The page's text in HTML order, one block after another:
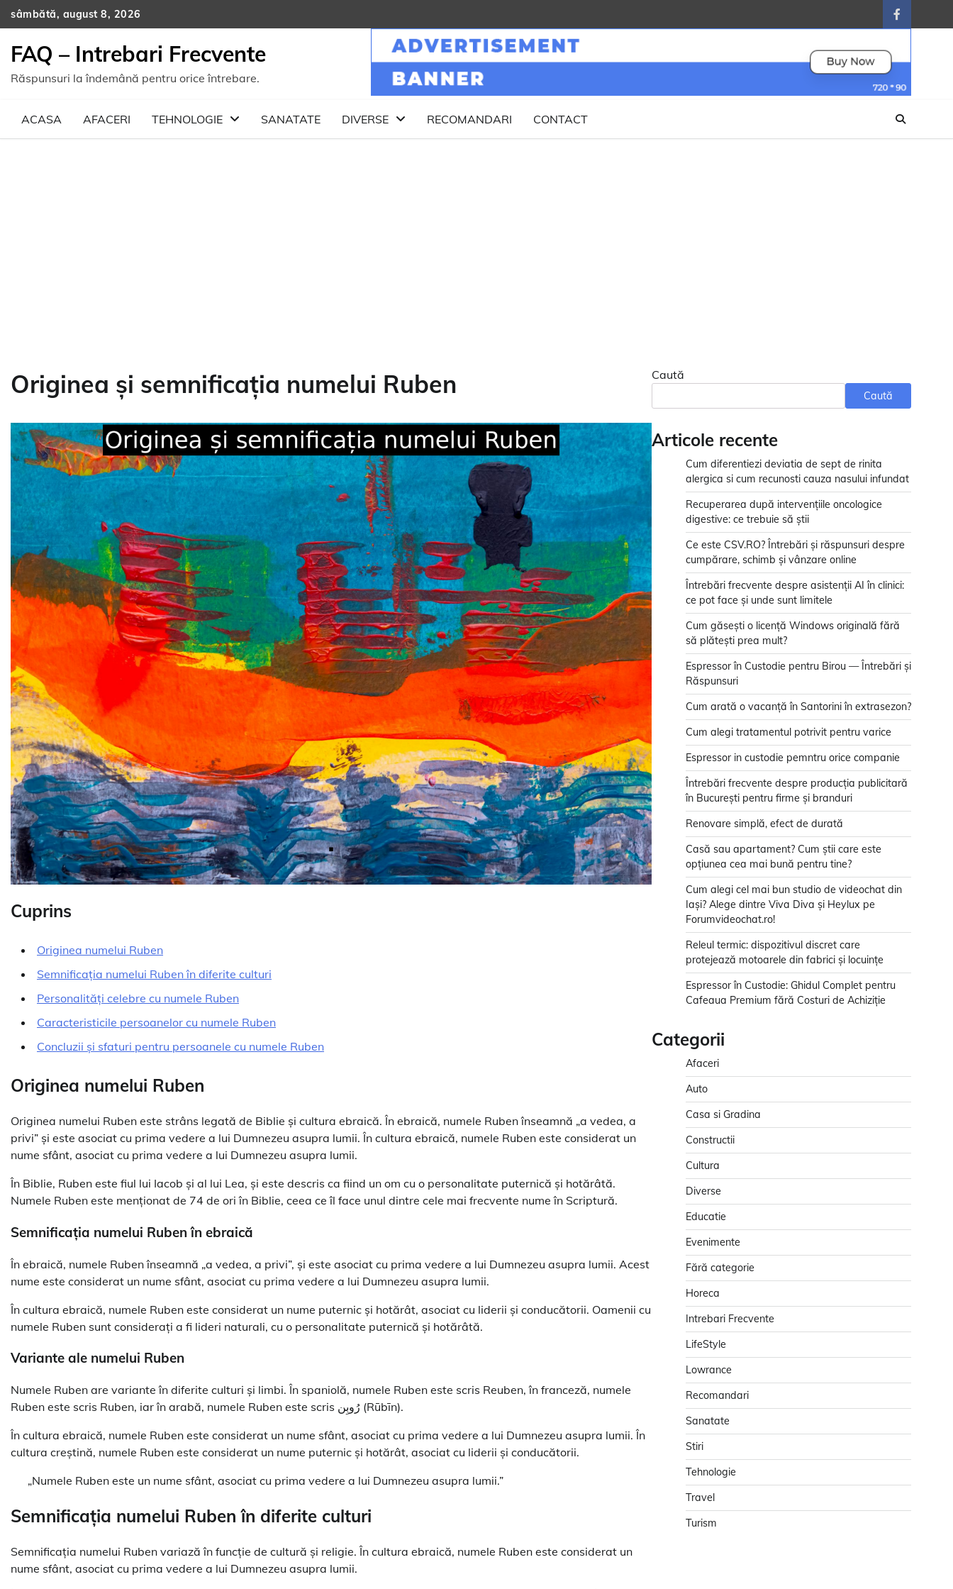
Skip
to
sâmbătă, august 8, 2026
facebook
FAQ – Intrebari Frecvente
Răspunsuri la îndemână pentru orice întrebare.
ACASA AFACERI TEHNOLOGIE SANATATE DIVERSE RECOMANDARI CONTACT
Originea și semnificația numelui Ruben
Cuprins
Originea numelui Ruben
Semnificația numelui Ruben în diferite culturi
Personalități celebre cu numele Ruben
Caracteristicile persoanelor cu numele Ruben
Concluzii și sfaturi pentru persoanele cu numele Ruben
Originea numelui Ruben
Originea numelui Ruben este strâns legată de Biblie și cultura ebraică. În ebraică, numele Ruben înseamnă „a vedea, a
privi” și este asociat cu prima vedere a lui Dumnezeu asupra lumii. În cultura ebraică, numele Ruben este considerat un
nume sfânt, asociat cu prima vedere a lui Dumnezeu asupra lumii.
În Biblie, Ruben este fiul lui Iacob și al lui Lea, și este descris ca fiind un om cu o personalitate puternică și hotărâtă.
Numele Ruben este menționat de 74 de ori în Biblie, ceea ce îl face unul dintre cele mai frecvente nume în Scriptură.
Semnificația numelui Ruben în ebraică
În ebraică, numele Ruben înseamnă „a vedea, a privi”, și este asociat cu prima vedere a lui Dumnezeu asupra lumii. Acest
nume este considerat un nume sfânt, asociat cu prima vedere a lui Dumnezeu asupra lumii.
În cultura ebraică, numele Ruben este considerat un nume puternic și hotărât, asociat cu liderii și conducătorii. Oamenii cu
numele Ruben sunt considerați a fi lideri naturali, cu o personalitate puternică și hotărâtă.
Variante ale numelui Ruben
Numele Ruben are variante în diferite culturi și limbi. În spaniolă, numele Ruben este scris Reuben, în franceză, numele
Ruben este scris Ruben, iar în arabă, numele Ruben este scris رُوبِن (Rūbīn).
În cultura ebraică, numele Ruben este considerat un nume sfânt, asociat cu prima vedere a lui Dumnezeu asupra lumii. În
cultura creștină, numele Ruben este considerat un nume puternic și hotărât, asociat cu liderii și conducătorii.
„Numele Ruben este un nume sfânt, asociat cu prima vedere a lui Dumnezeu asupra lumii.”
Semnificația numelui Ruben în diferite culturi
Semnificația numelui Ruben variază în funcție de cultură și religie. În cultura ebraică, numele Ruben este considerat un
nume sfânt, asociat cu prima vedere a lui Dumnezeu asupra lumii.
Caută
Caută
Articole recente
Cum diferentiezi deviatia de sept de rinita
alergica si cum recunosti cauza nasului infundat
Recuperarea după intervențiile oncologice
digestive: ce trebuie să știi
Ce este CSV.RO? Întrebări și răspunsuri despre
cumpărare, schimb și vânzare online
Întrebări frecvente despre asistenții AI în clinici:
ce pot face și unde sunt limitele
Cum găsești o licență Windows originală fără
să plătești prea mult?
Espressor în Custodie pentru Birou — Întrebări și
Răspunsuri
Cum arată o vacanță în Santorini în extrasezon?
Cum alegi tratamentul potrivit pentru varice
Espressor in custodie pemntru orice companie
Întrebări frecvente despre producția publicitară
în București pentru firme și branduri
Renovare simplă, efect de durată
Casă sau apartament? Cum știi care este
opțiunea cea mai bună pentru tine?
Cum alegi cel mai bun studio de videochat din
Iași? Alege dintre Viva Diva și Heylux pe
Forumvideochat.ro!
Releul termic: dispozitivul discret care
protejează motoarele din fabrici și locuințe
Espressor în Custodie: Ghidul Complet pentru
Cafeaua Premium fără Costuri de Achiziție
Categorii
Afaceri
Auto
Casa si Gradina
Constructii
Cultura
Diverse
Educatie
Evenimente
Fără categorie
Horeca
Intrebari Frecvente
LifeStyle
Lowrance
Recomandari
Sanatate
Stiri
Tehnologie
Travel
Turism